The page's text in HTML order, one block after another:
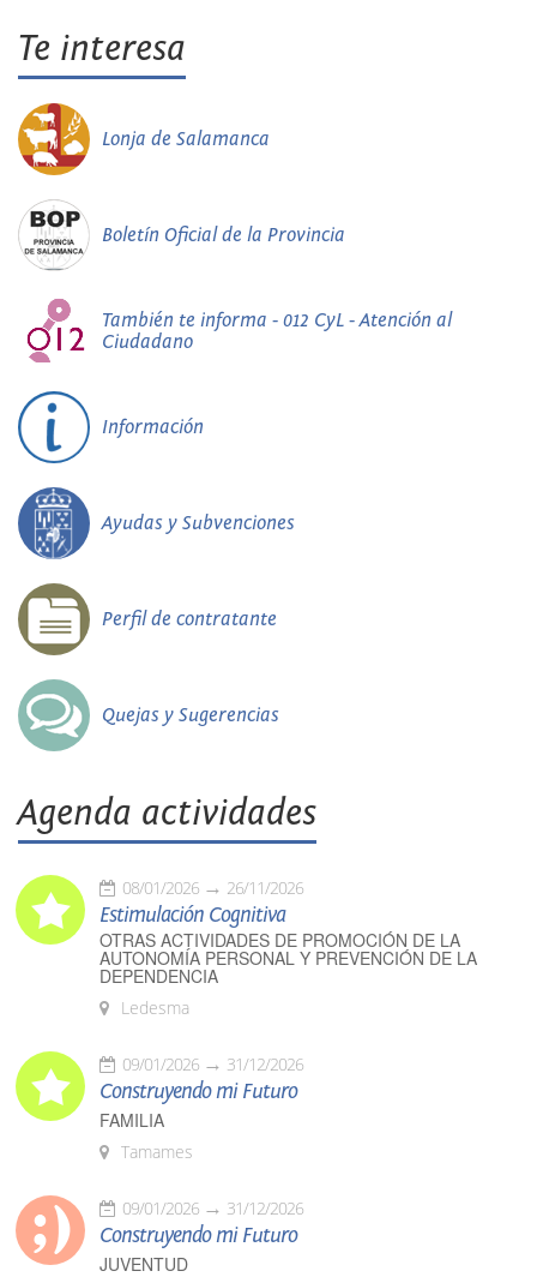
Te interesa
Lonja de Salamanca
Boletín Oficial de la Provincia
También te informa - 012 CyL - Atención al
Ciudadano
Información
Ayudas y Subvenciones
Perfil de contratante
Quejas y Sugerencias
Agenda actividades
08/01/2026 26/11/2026
Estimulación Cognitiva
OTRAS ACTIVIDADES DE PROMOCIÓN DE LA
AUTONOMÍA PERSONAL Y PREVENCIÓN DE LA
DEPENDENCIA
Ledesma
09/01/2026 31/12/2026
Construyendo mi Futuro
FAMILIA
Tamames
09/01/2026 31/12/2026
Construyendo mi Futuro
JUVENTUD